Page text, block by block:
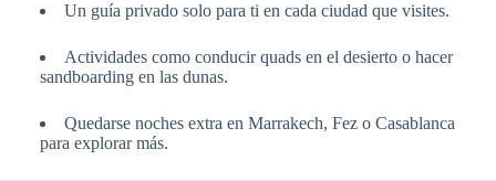
Un guía privado solo para ti en cada ciudad que visites.
Actividades como conducir quads en el desierto o hacer
sandboarding en las dunas.
Quedarse noches extra en Marrakech, Fez o Casablanca
para explorar más.